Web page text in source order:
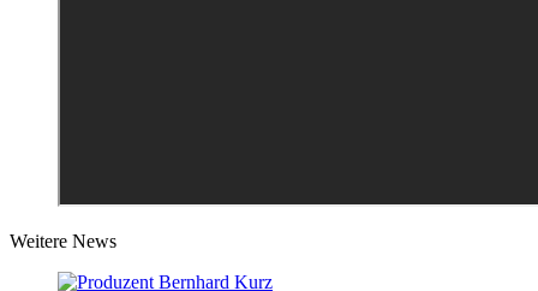
Weitere News